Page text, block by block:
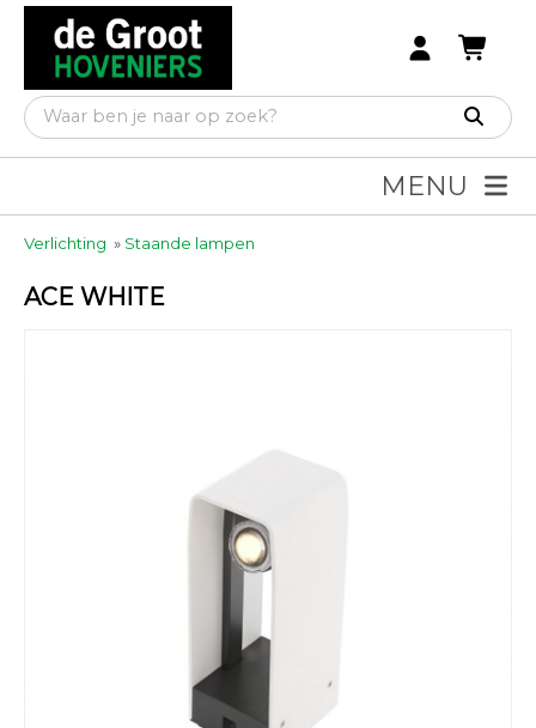
MENU
Verlichting » Staande lampen
ACE WHITE